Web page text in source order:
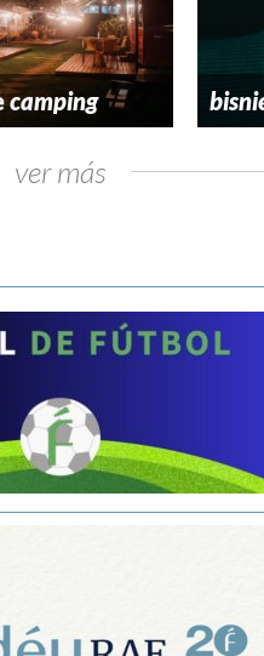
camping
ver más